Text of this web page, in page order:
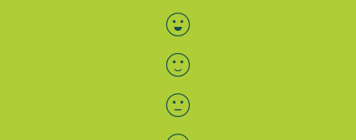
Bewertung auswählen